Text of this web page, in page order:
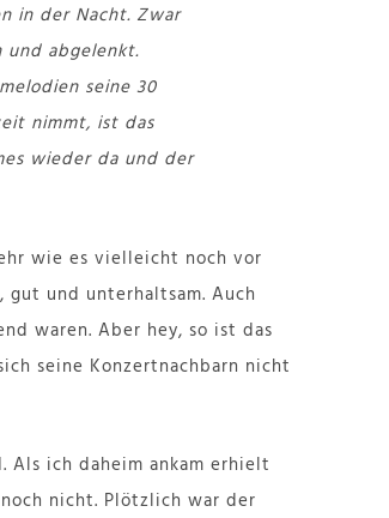
in der Nacht. Zwar
und abgelenkt.
seine 30
nimmt, ist das
wieder da und der
wie es vielleicht noch vor
gut und unterhaltsam. Auch
waren. Aber hey, so ist das
seine Konzertnachbarn nicht
Als ich daheim ankam erhielt
nicht. Plötzlich war der